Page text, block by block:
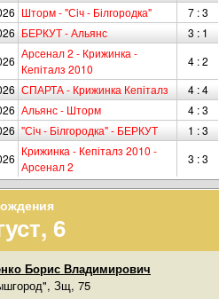
Шторм - "Сiч - Білгородка"
7 : 3
БЕРКУТ - Альянс
3 : 1
Арсенал 2 - Крижинка -
Кепіталз 2010
4 : 2
СПАРТА - Крижинка Кепіталз
4 : 4
Альянс - Шторм
4 : 3
"Сiч - Білгородка" - БЕРКУТ
1 : 3
Крижинка - Кепіталз 2010 -
Арсенал 2
3 : 3
6
Борис Владимирович
Зщ, 75